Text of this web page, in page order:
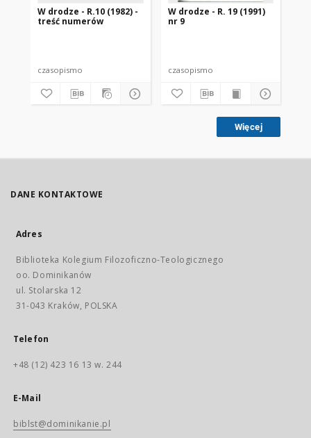
W drodze - R.10 (1982) -
treść numerów
czasopismo
W drodze - R. 19 (1991)
nr 9
czasopismo
Więcej
DANE KONTAKTOWE
Adres
Biblioteka Kolegium Filozoficzno-Teologicznego
oo. Dominikanów
ul. Stolarska 12
31-043 Kraków, POLSKA
Telefon
+48 (12) 423 16 13 w. 244
E-Mail
biblst@dominikanie.pl